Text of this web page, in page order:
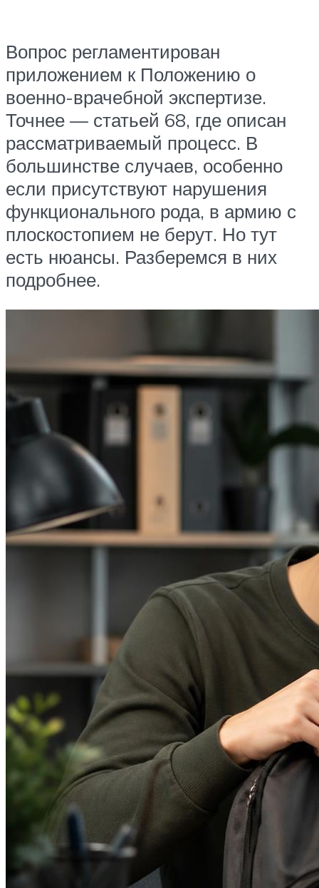
Вопрос регламентирован
приложением к Положению о
военно-врачебной экспертизе.
Точнее — статьей 68, где описан
рассматриваемый процесс. В
большинстве случаев, особенно
если присутствуют нарушения
функционального рода, в армию с
плоскостопием не берут. Но тут
есть нюансы. Разберемся в них
подробнее.